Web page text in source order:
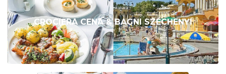
CROCIERA CENA & BAGNI SZÉCHENYI